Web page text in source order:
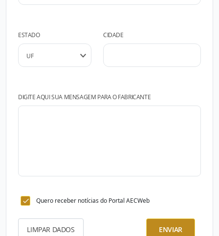
ESTADO CIDADE
DIGITE AQUI SUA MENSAGEM PARA O FABRICANTE
Quero receber notícias do Portal AECWeb
LIMPAR DADOS ENVIAR